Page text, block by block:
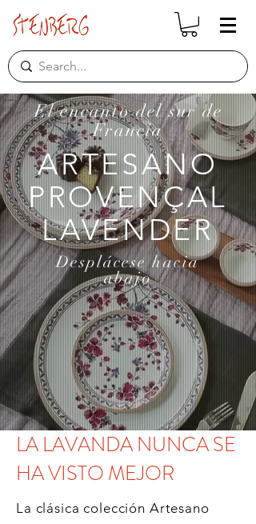
El encanto del sur de
Francia
ARTESANO
PROVENÇAL
LAVENDER
Desplácesehacia
abajo
LA LAVANDA NUNCA SE
HA VISTO MEJOR
La clásica colección Artesano